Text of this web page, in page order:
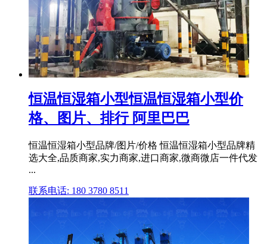
恒温恒湿箱小型恒温恒湿箱小型价
格、图片、排行 阿里巴巴
恒温恒湿箱小型品牌/图片/价格 恒温恒湿箱小型品牌精
选大全,品质商家,实力商家,进口商家,微商微店一件代发
...
联系电话: 180 3780 8511